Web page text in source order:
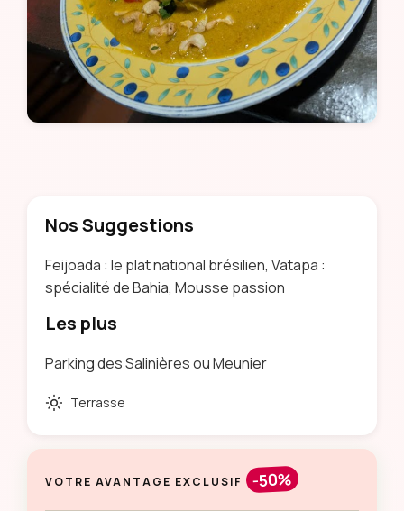
Nos Suggestions
Feijoada : le plat national brésilien, Vatapa :
spécialité de Bahia, Mousse passion
Les plus
Parking des Salinières ou Meunier
Terrasse
VOTRE AVANTAGE EXCLUSIF -50%